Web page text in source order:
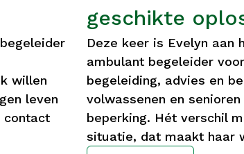
willen
leven
contact
geschikte
Deze keer is Evelyn aan
ambulant begeleider
begeleiding, advies en
volwassenen en
beperking. Hét verschil
situatie, dat maakt haar